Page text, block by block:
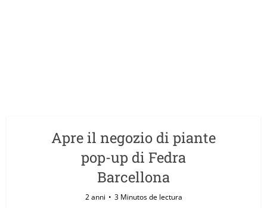
Apre il negozio di piante
pop-up di Fedra
Barcellona
2 anni 3 Minutos de lectura